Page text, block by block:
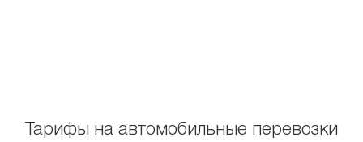
Тарифы на автомобильные перевозки